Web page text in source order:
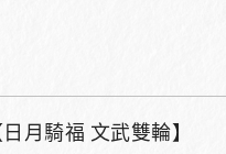
月騎福 文武雙輪】